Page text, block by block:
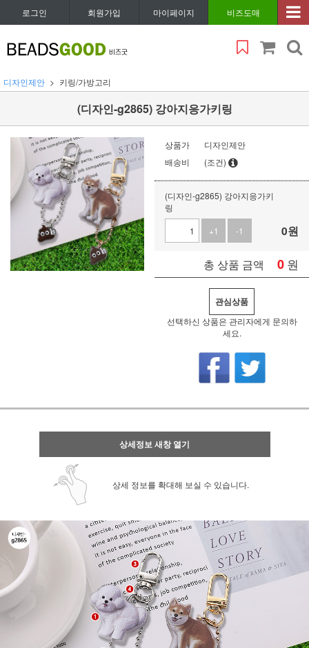
로그인 회원가입 마이페이지 비즈도매
디자인제안 키링/가방고리
(디자인-g2865) 강아지응가키링
상품가
디자인제안
배송비
(조건)
(디자인-g2865) 강아지응가키
링
+1
-1 0원
총 상품 금액 0 원
관심상품
선택하신 상품은 관리자에게 문의하
세요.
상세정보 새창 열기
상세 정보를 확대해 보실 수 있습니다.